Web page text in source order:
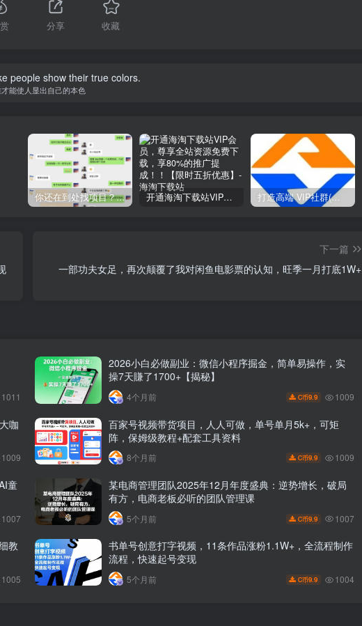
分享 收藏
people show their true colors.
能使人显出自己的本色
你还在到处找项目？还在当韭菜？我靠网创资源站一个月收入5万+，曾经我也是个失败者。 开通海淘下载站VIP会员，尊享全站资源免费下载，享80%的推广提成！！【限时五折优惠】 打造高端 VIP社群(社群仅对网站用户开放)
下一篇
一部功夫女足，再次颠覆了我对闲鱼电影票的认知，旺季一月打底1W+
1011
2026小白必做副业：微信小程序掘金，简单易操作，实
操7天賺了1700+【揭秘】
4个月前 C币9.9 1009
咖
1009
百家号视频带货项目，人人可做，单号单月5k+，可矩
阵，保姆级教程+配套工具资料
8个月前 C币9.9 1009
童
1007
某电商管理团队2025年12月年度盛典：逆势增长，破局
有方，电商老板必听的团队管理课
5个月前 C币9.9 1007
教
1005
书单号创意打字视频，11条作品涨粉1.1W+，全流程制作
流程，快速起号变现
5个月前 C币9.9 1004